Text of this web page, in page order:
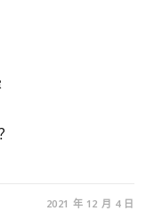
2021 年 12 月 4 日